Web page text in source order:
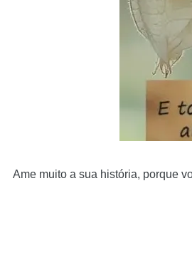
Ame muito a sua história, porque